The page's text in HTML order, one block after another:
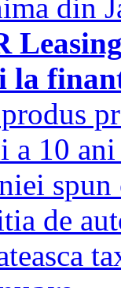
din
la
10
spun
de